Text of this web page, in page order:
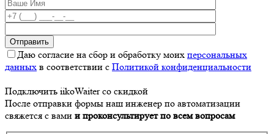
Даю согласие на сбор и обработку моих персональных
данных в соответствии с Политикой конфиденциальности
Подключить iikoWaiter со скидкой
После отправки формы наш инженер по автоматизации
свяжется с вами и проконсультирует по всем вопросам